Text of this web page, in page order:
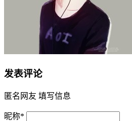
发表评论
匿名网友 填写信息
昵称*